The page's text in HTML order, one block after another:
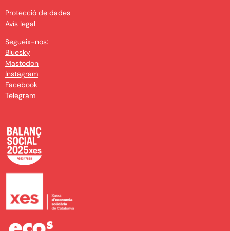
Protecció de dades
Avís legal
Segueix-nos:
Bluesky
Mastodon
Instagram
Facebook
Telegram